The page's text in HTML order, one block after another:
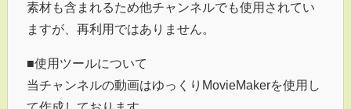
素材も含まれるため他チャンネルでも使用されてい
ますが、再利用ではありません。
■使用ツールについて
当チャンネルの動画はゆっくりMovieMakerを使用し